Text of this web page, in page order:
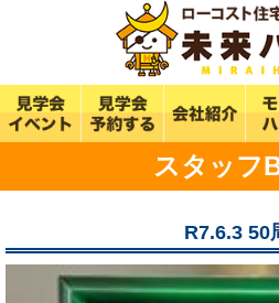
スタッフ
R7.6.3 50